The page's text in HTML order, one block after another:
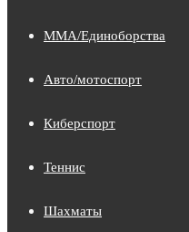
MMA/Единоборства
Авто/мотоспорт
Киберспорт
Теннис
Шахматы